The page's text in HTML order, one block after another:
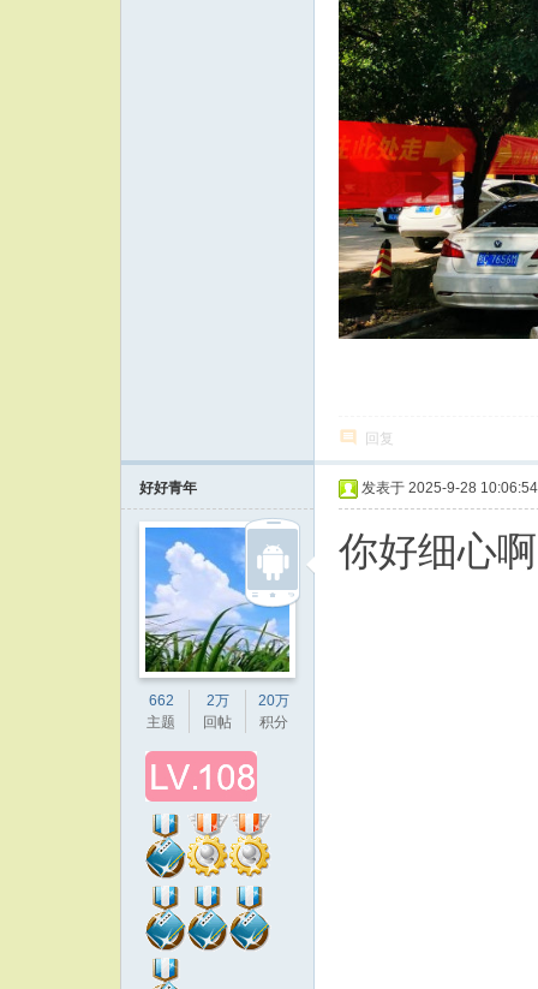
回复
好好青年
662
主题
2万
回帖
20万
积分
发表于 2025-9-28 10:06:54
你好细心